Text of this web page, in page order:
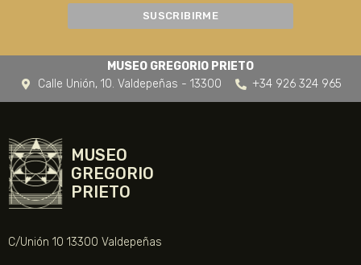
NOTICIAS
MUSEO GREGORIO PRIETO
Calle Unión, 10. Valdepeñas - 13300
+34 926 324 965
MUSEO
GREGORIO
PRIETO
C/Unión 10 13300 Valdepeñas